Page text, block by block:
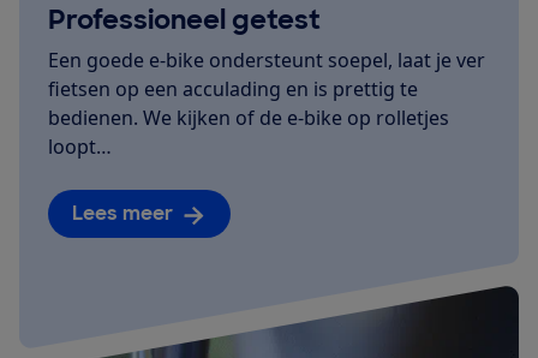
Professioneel getest
Een goede e-bike ondersteunt soepel, laat je ver
fietsen op een acculading en is prettig te
bedienen. We kijken of de e-bike op rolletjes
loopt…
Lees meer